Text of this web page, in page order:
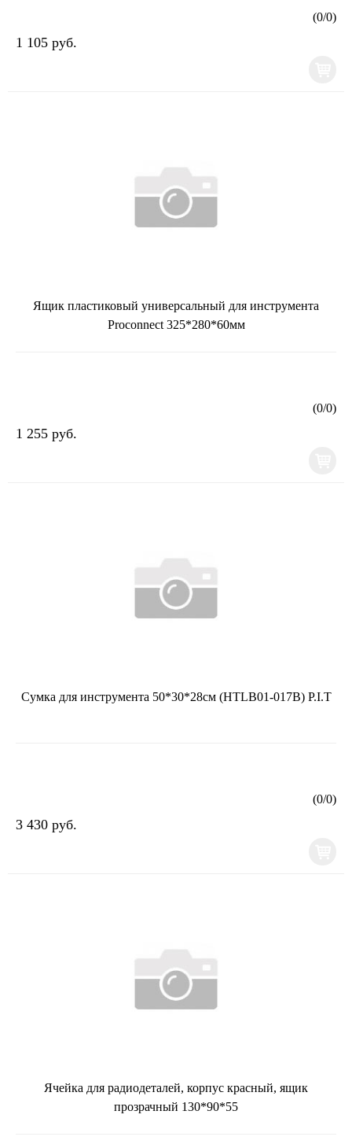
(0/0)
1 105 руб.
Ящик пластиковый универсальный для инструмента
Proconnect 325*280*60мм
(0/0)
1 255 руб.
Сумка для инструмента 50*30*28см (HTLB01-017B) P.I.T
(0/0)
3 430 руб.
Ячейка для радиодеталей, корпус красный, ящик
прозрачный 130*90*55